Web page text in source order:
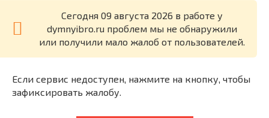
Cегодня 09 августа 2026 в работе у
dymnyibro.ru проблем мы не обнаружили
или получили мало жалоб от пользователей.
Если сервис недоступен, нажмите на кнопку, чтобы
зафиксировать жалобу.